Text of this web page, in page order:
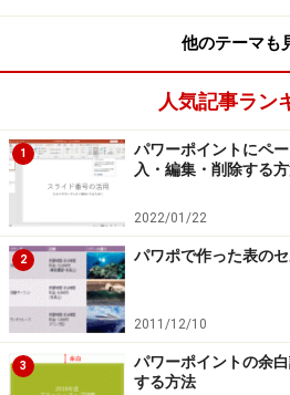
他のテーマも
人気記事ラン
1
パワーポイントにペ
入・編集・削除する
2022/01/22
2 パワポで作った表の
2011/12/10
3
パワーポイントの余
する方法